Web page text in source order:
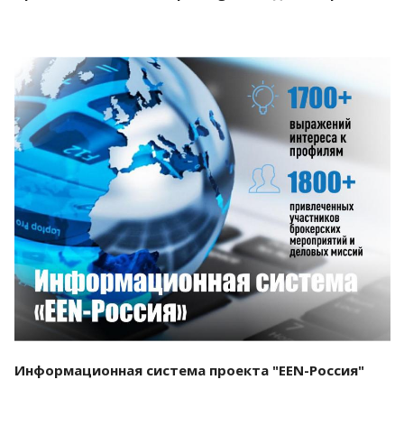
Смотреть проект
Информационная система проекта "EEN-Россия"